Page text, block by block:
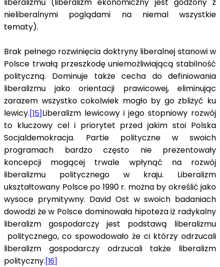
nieliberalnymi poglądami na niemal wszystkie
tematy).
Brak pełnego rozwinięcia doktryny liberalnej stanowi w
Polsce trwałą przeszkodę uniemożliwiającą stabilność
polityczną. Dominuje także cecha do definiowania
liberalizmu jako orientacji prawicowej, eliminując
zarazem wszystko cokolwiek mogło by go zbliżyć ku
lewicy. [15] Liberalizm lewicowy i jego stopniowy rozwój
to kluczowy cel i priorytet przed jakim stoi Polska
Socjaldemokracja. Partie polityczne w swoich
programach bardzo często nie prezentowały
koncepcji mogącej trwale wpłynąć na rozwój
liberalizmu politycznego w kraju. Liberalizm
ukształtowany Polsce po 1990 r. można by określić jako
wysoce prymitywny. David Ost w swoich badaniach
dowodzi że w Polsce dominowała hipoteza iż radykalny
liberalizm gospodarczy jest podstawą liberalizmu
politycznego, co spowodowało że ci którzy odrzucali
liberalizm gospodarczy odrzucali także liberalizm
polityczny. [16]